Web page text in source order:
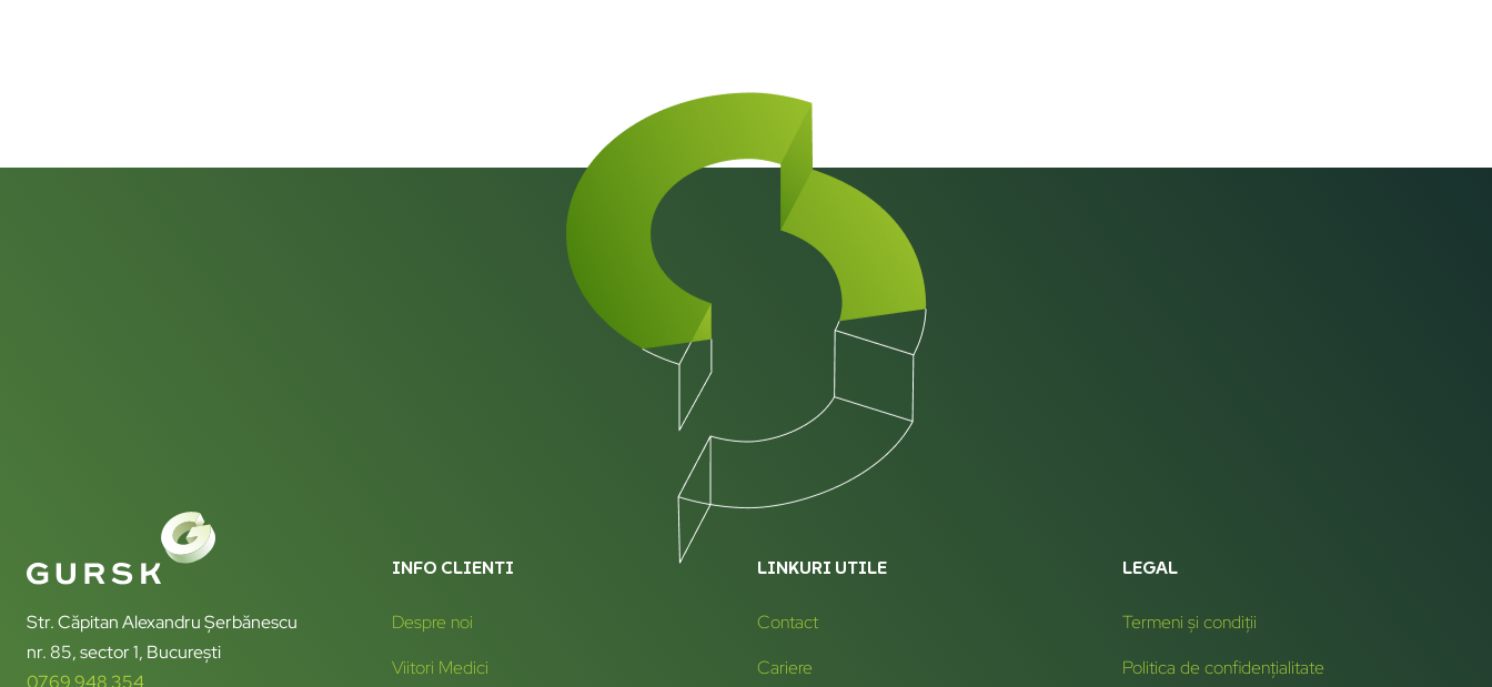
Str. Căpitan Alexandru Șerbănescu
nr. 85, sector 1, București
0769 948 354
INFO CLIENTI
Despre noi
Viitori Medici
LINKURI UTILE
Contact
Cariere
LEGAL
Termeni și condiții
Politica de confidențialitate